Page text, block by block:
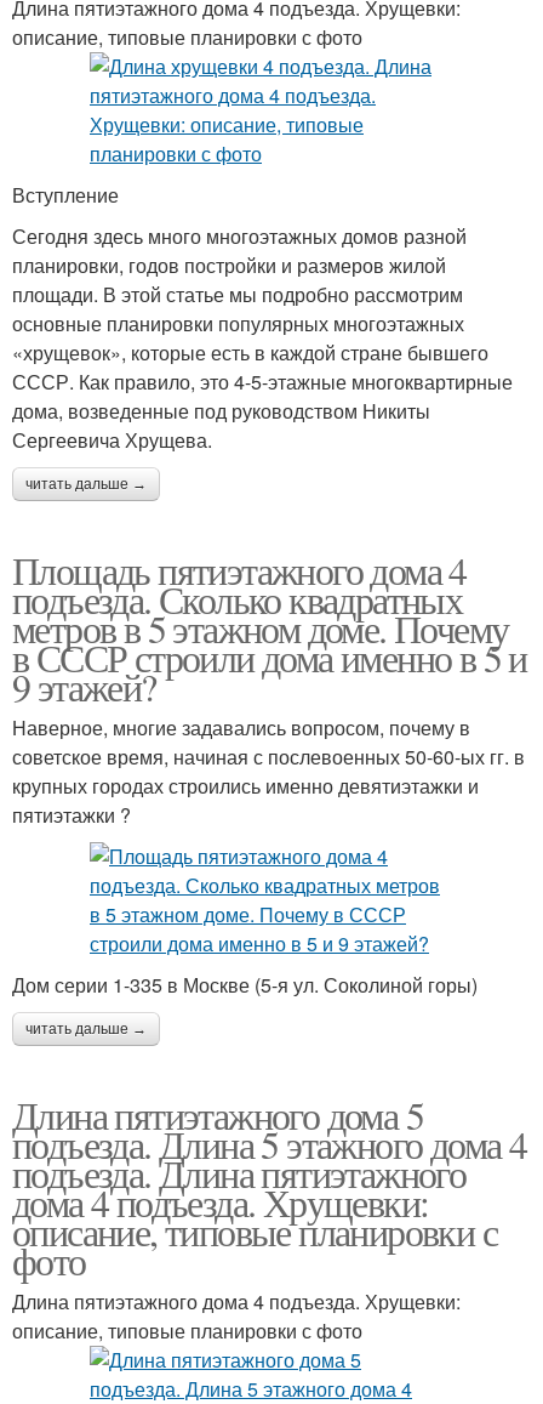
Длина пятиэтажного дома 4 подъезда. Хрущевки:
описание, типовые планировки с фото
Вступление
Сегодня здесь много многоэтажных домов разной
планировки, годов постройки и размеров жилой
площади. В этой статье мы подробно рассмотрим
основные планировки популярных многоэтажных
«хрущевок», которые есть в каждой стране бывшего
СССР. Как правило, это 4-5-этажные многоквартирные
дома, возведенные под руководством Никиты
Сергеевича Хрущева.
читать дальше →
Площадь пятиэтажного дома 4
подъезда. Сколько квадратных
метров в 5 этажном доме. Почему
в СССР строили дома именно в 5 и
9 этажей?
Наверное, многие задавались вопросом, почему в
советское время, начиная с послевоенных 50-60-ых гг. в
крупных городах строились именно девятиэтажки и
пятиэтажки ?
Дом серии 1-335 в Москве (5-я ул. Соколиной горы)
читать дальше →
Длина пятиэтажного дома 5
подъезда. Длина 5 этажного дома 4
подъезда. Длина пятиэтажного
дома 4 подъезда. Хрущевки:
описание, типовые планировки с
фото
Длина пятиэтажного дома 4 подъезда. Хрущевки:
описание, типовые планировки с фото